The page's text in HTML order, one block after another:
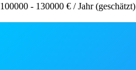
100000 - 130000 € / Jahr (geschätzt)